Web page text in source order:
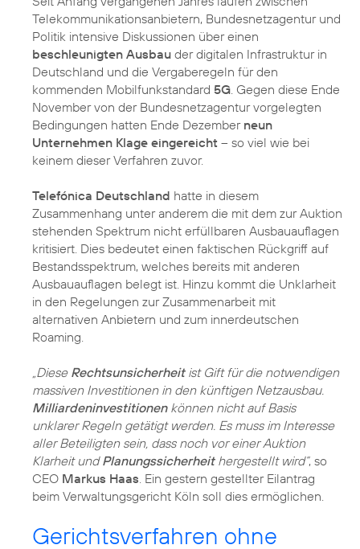
Telekommunikationsanbietern, Bundesnetzagentur und
Politik intensive Diskussionen über einen
beschleunigten Ausbau der digitalen Infrastruktur in
Deutschland und die Vergaberegeln für den
kommenden Mobilfunkstandard 5G . Gegen diese Ende
November von der Bundesnetzagentur vorgelegten
Bedingungen hatten Ende Dezember neun
Unternehmen Klage eingereicht – so viel wie bei
keinem dieser Verfahren zuvor.
Telefónica Deutschland hatte in diesem
Zusammenhang unter anderem die mit dem zur Auktion
stehenden Spektrum nicht erfüllbaren Ausbauauflagen
kritisiert. Dies bedeutet einen faktischen Rückgriff auf
Bestandsspektrum, welches bereits mit anderen
Ausbauauflagen belegt ist. Hinzu kommt die Unklarheit
in den Regelungen zur Zusammenarbeit mit
alternativen Anbietern und zum innerdeutschen
Roaming.
„Diese Rechtsunsicherheitist Gift für die notwendigen
massiven Investitionen in den künftigen Netzausbau.
Milliardeninvestitionenkönnen nicht auf Basis
unklarer Regeln getätigt werden. Es muss im Interesse
aller Beteiligten sein, dass noch vor einer Auktion
Klarheit undPlanungssicherheithergestellt wird“, so
CEO Markus Haas . Ein gestern gestellter Eilantrag
beim Verwaltungsgericht Köln soll dies ermöglichen.
Gerichtsverfahren ohne